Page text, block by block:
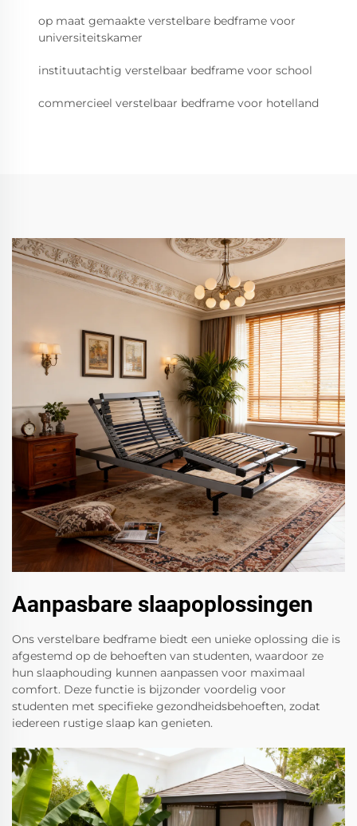
op maat gemaakte verstelbare bedframe voor
universiteitskamer
instituutachtig verstelbaar bedframe voor school
commercieel verstelbaar bedframe voor hotelland
Aanpasbare slaapoplossingen
Ons verstelbare bedframe biedt een unieke oplossing die is
afgestemd op de behoeften van studenten, waardoor ze
hun slaaphouding kunnen aanpassen voor maximaal
comfort. Deze functie is bijzonder voordelig voor
studenten met specifieke gezondheidsbehoeften, zodat
iedereen rustige slaap kan genieten.